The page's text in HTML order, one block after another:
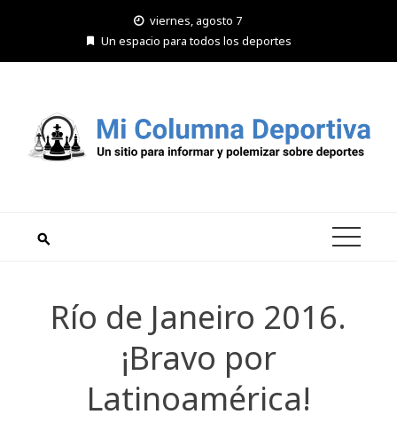
viernes, agosto 7
Un espacio para todos los deportes
Río de Janeiro 2016.
¡Bravo por
Latinoamérica!